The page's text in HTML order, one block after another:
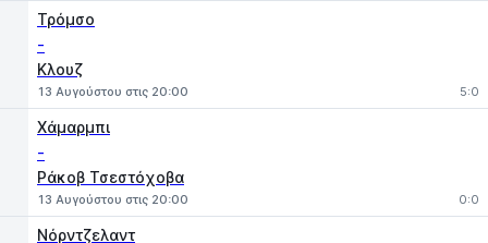
Τρόμσο
-
Κλουζ
13 Αυγούστου στις 20:00 5:0
Χάμαρμπι
-
Ράκοβ Τσεστόχοβα
13 Αυγούστου στις 20:00 0:0
Νόρντζελαντ